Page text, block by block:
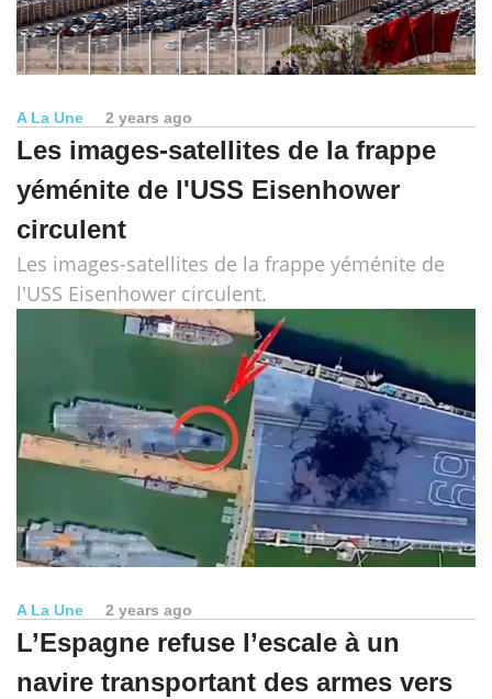
A La Une 2 years ago
Les images-satellites de la frappe
yéménite de l'USS Eisenhower
circulent
Les images-satellites de la frappe yéménite de
l'USS Eisenhower circulent.
A La Une 2 years ago
L’Espagne refuse l’escale à un
navire transportant des armes vers